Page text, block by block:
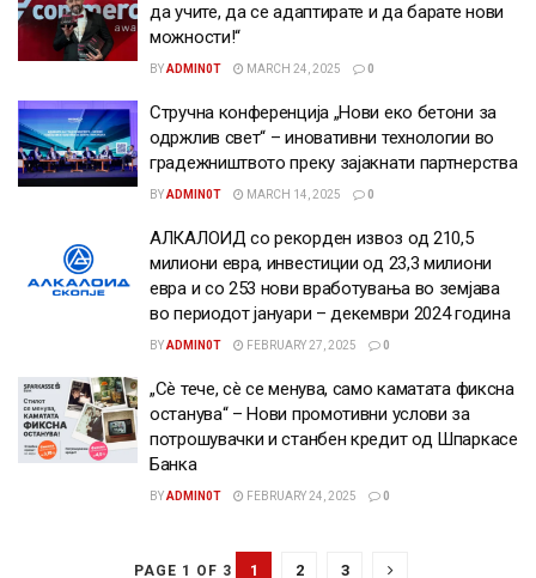
да учите, да се адаптирате и да барате нови
можности!“
BYADMIN0T MARCH 24, 2025 0
Стручна конференција „Нови еко бетони за
одржлив свет“ – иновативни технологии во
градежништвото преку зајакнати партнерства
BYADMIN0T MARCH 14, 2025 0
АЛКАЛОИД со рекорден извоз од 210,5
милиони евра, инвестиции од 23,3 милиони
евра и со 253 нови вработувања во земјава
во периодот јануари – декември 2024 година
BYADMIN0T FEBRUARY 27, 2025 0
„Сè тече, сè се менува, само каматата фиксна
останува“ – Нови промотивни услови за
потрошувачки и станбен кредит од Шпаркасе
Банка
BYADMIN0T FEBRUARY 24, 2025 0
PAGE 1 OF 3 1 2 3